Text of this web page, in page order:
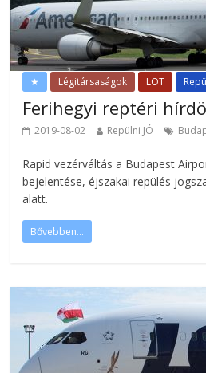
★ Légitársaságok LOT
Ferihegyi reptéri
2019-08-02 Repülni JÓ
Rapid vezérváltás a Budapest
bejelentése, éjszakai repülés
alatt.
Bővebben...